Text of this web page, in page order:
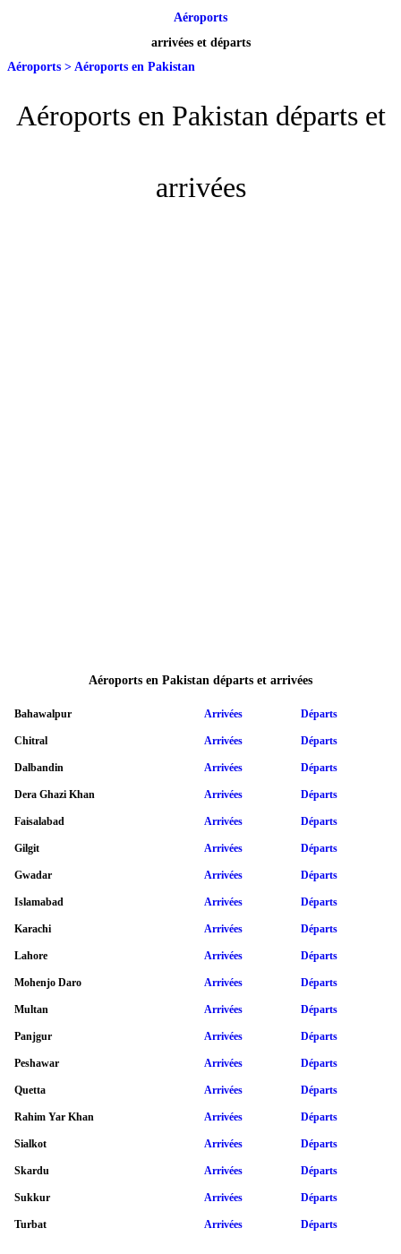
Aéroports
arrivées et départs
Aéroports > Aéroports en Pakistan
Aéroports en Pakistan départs et
arrivées
Aéroports en Pakistan départs et arrivées
Bahawalpur Arrivées Départs
Chitral Arrivées Départs
Dalbandin Arrivées Départs
Dera Ghazi Khan Arrivées Départs
Faisalabad Arrivées Départs
Gilgit Arrivées Départs
Gwadar Arrivées Départs
Islamabad Arrivées Départs
Karachi Arrivées Départs
Lahore Arrivées Départs
Mohenjo Daro Arrivées Départs
Multan Arrivées Départs
Panjgur Arrivées Départs
Peshawar Arrivées Départs
Quetta Arrivées Départs
Rahim Yar Khan Arrivées Départs
Sialkot Arrivées Départs
Skardu Arrivées Départs
Sukkur Arrivées Départs
Turbat Arrivées Départs